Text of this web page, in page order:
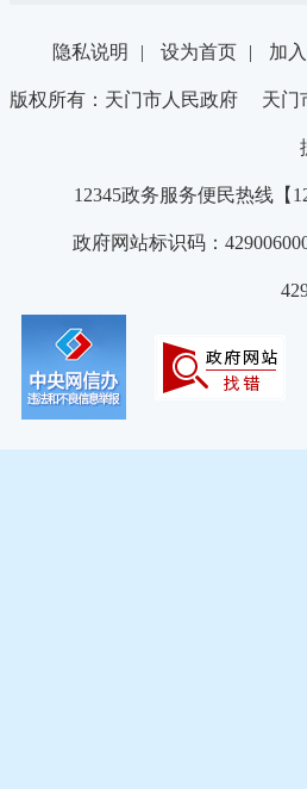
隐私说明 | 设为首页 | 加
版权所有：天门市人民政府 天
12345政务服务便民热线【
政府网站标识码：